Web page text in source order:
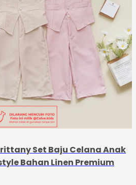
Set Baju Celana Anak
Bahan Linen Premium